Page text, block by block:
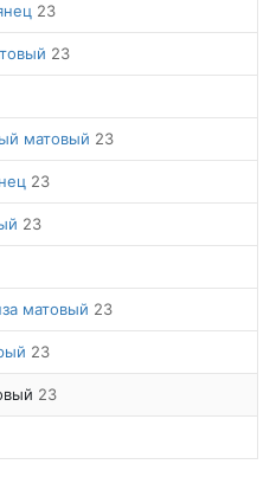
23
23
матовый 23
23
23
матовый 23
23
23